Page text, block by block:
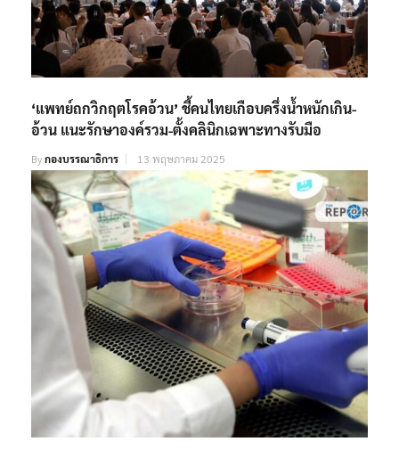
‘แพทย์ถกวิกฤตโรคอ้วน’ ชี้คนไทยเกือบครึ่งน้ำหนักเกิน-
อ้วน แนะรักษาองค์รวม-ตั้งคลินิกเฉพาะทางรับมือ
Byกองบรรณาธิการ 13 พฤษภาคม 2025